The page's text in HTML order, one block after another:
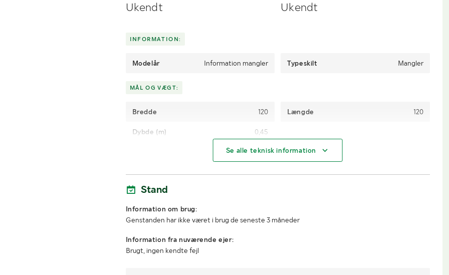
Ukendt Ukendt
INFORMATION:
Modelår Information mangler Typeskilt Mangler
MÅL OG VÆGT:
Bredde 120 Længde 120
Dybde (m) 0,45
Se alle teknisk information
Stand
Information om brug:
Genstanden har ikke været i brug de seneste 3 måneder
Information fra nuværende ejer:
Brugt, ingen kendte fejl